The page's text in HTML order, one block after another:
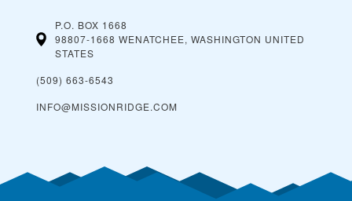
P.O. BOX 1668
98807-1668 WENATCHEE, WASHINGTON UNITED
STATES
(509) 663-6543
INFO@MISSIONRIDGE.COM